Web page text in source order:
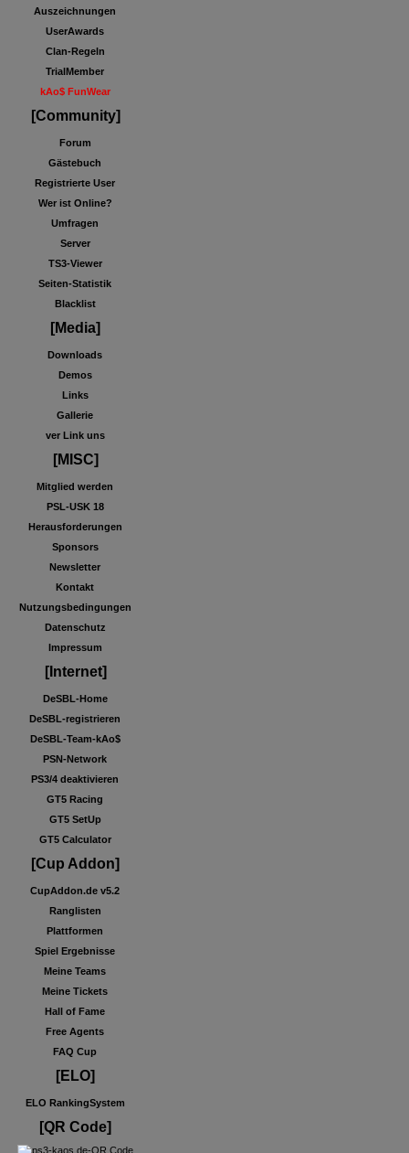
Auszeichnungen
UserAwards
Clan-Regeln
TrialMember
kAo$ FunWear
[Community]
Forum
Gästebuch
Registrierte User
Wer ist Online?
Umfragen
Server
TS3-Viewer
Seiten-Statistik
Blacklist
[Media]
Downloads
Demos
Links
Gallerie
ver Link uns
[MISC]
Mitglied werden
PSL-USK 18
Herausforderungen
Sponsors
Newsletter
Kontakt
Nutzungsbedingungen
Datenschutz
Impressum
[Internet]
DeSBL-Home
DeSBL-registrieren
DeSBL-Team-kAo$
PSN-Network
PS3/4 deaktivieren
GT5 Racing
GT5 SetUp
GT5 Calculator
[Cup Addon]
CupAddon.de v5.2
Ranglisten
Plattformen
Spiel Ergebnisse
Meine Teams
Meine Tickets
Hall of Fame
Free Agents
FAQ Cup
[ELO]
ELO RankingSystem
[QR Code]